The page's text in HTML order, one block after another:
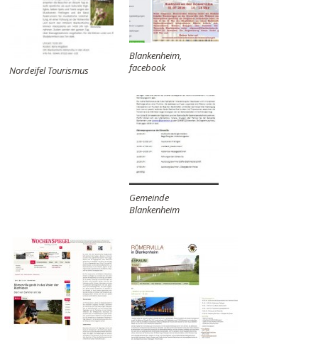
Nordeifel Tourismus
Blankenheim,
facebook
Gemeinde
Blankenheim